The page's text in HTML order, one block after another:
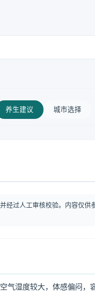
养生建议 城市选择
经过人工审核校验。内容仅供
湿度较大，体感偏闷，